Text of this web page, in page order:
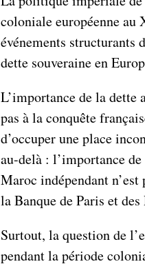
coloniale européenne au
événements structurants
dette souveraine en
L’importance de la
pas à la conquête
d’occuper une place
au-delà : l’importance
Maroc indépendant
la Banque de Paris et
Surtout, la question de
pendant la période